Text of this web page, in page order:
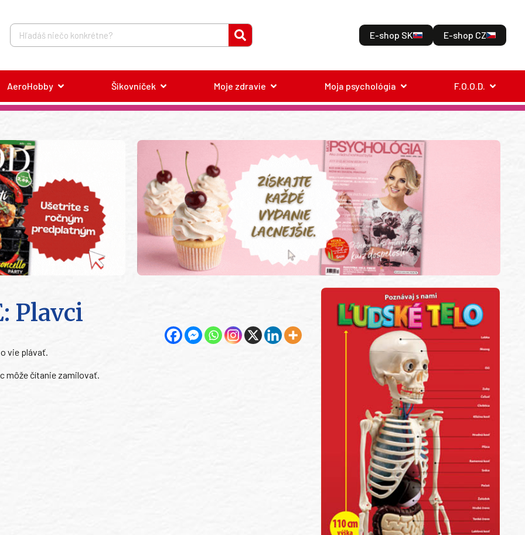
E-shop SK E-shop CZ
AeroHobby Šikovníček Moje zdravie Moja psychológia F.O.O.D.
Plavci
vie plávať.
môže čítanie zamilovať.